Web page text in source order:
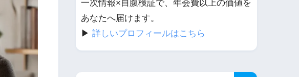
一次情報×自腹検証で、年会費以上の価値を
あなたへ届けます。
▶︎ 詳しいプロフィールはこちら